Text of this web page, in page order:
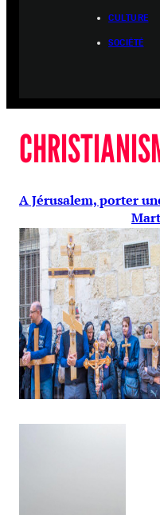
CULTURE
SOCIÉTÉ
A Jérusalem, porter